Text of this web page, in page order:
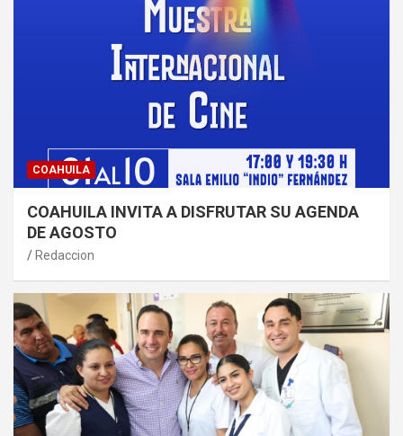
COAHUILA
COAHUILA INVITA A DISFRUTAR SU AGENDA
DE AGOSTO
Redaccion